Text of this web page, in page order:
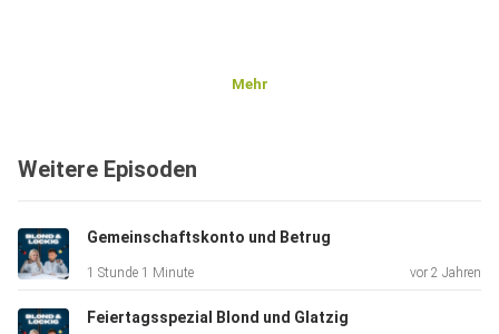
Mehr
Weitere Episoden
Gemeinschaftskonto und Betrug
1 Stunde 1 Minute vor 2 Jahren
Feiertagsspezial Blond und Glatzig